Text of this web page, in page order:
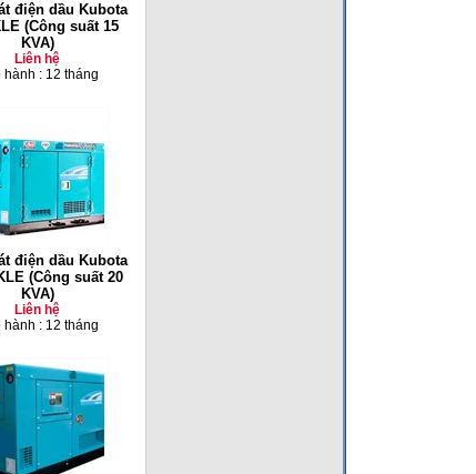
điện dầu Kubota
(Công suất 15
KVA)
Liên hệ
hành : 12 tháng
điện dầu Kubota
(Công suất 20
KVA)
Liên hệ
hành : 12 tháng